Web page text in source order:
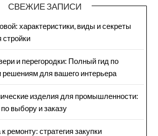
СВЕЖИЕ ЗАПИСИ
характеристики, виды и секреты
и перегородки: Полный гид по
для вашего интерьера
изделия для промышленности:
выбору и заказу
ремонту: стратегия закупки